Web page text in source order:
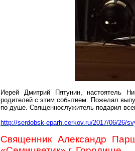
Иерей Дмитрий Пятунин, настоятель
родителей с этим событием. Пожелал
по душе. Священнослужитель подарил
http://serdobsk-eparh.cerkov.ru/2017/06/26/
Священник Александр